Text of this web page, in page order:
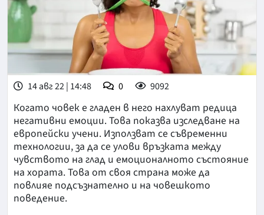
14 авг 22 | 14:48 0 9092
Когато човек е гладен в него нахлуват редица
негативни емоции. Това показва изследване на
европейски учени. Използват се съвременни
технологии, за да се улови връзката между
чувството на глад и емоционалното състояние
на хората. Това от своя страна може да
повлияе подсъзнателно и на човешкото
поведение.